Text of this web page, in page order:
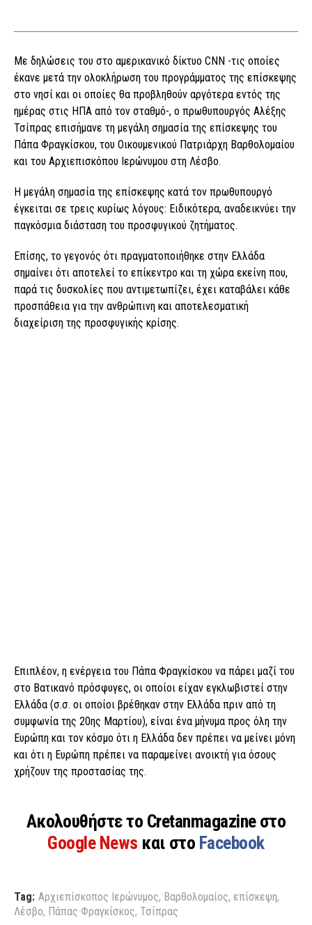
Με δηλώσεις του στο αμερικανικό δίκτυο CNN -τις οποίες
έκανε μετά την ολοκλήρωση του προγράμματος της επίσκεψης
στο νησί και οι οποίες θα προβληθούν αργότερα εντός της
ημέρας στις ΗΠΑ από τον σταθμό-, ο πρωθυπουργός Αλέξης
Τσίπρας επισήμανε τη μεγάλη σημασία της επίσκεψης του
Πάπα Φραγκίσκου, του Οικουμενικού Πατριάρχη Βαρθολομαίου
και του Αρχιεπισκόπου Ιερώνυμου στη Λέσβο.
Η μεγάλη σημασία της επίσκεψης κατά τον πρωθυπουργό
έγκειται σε τρεις κυρίως λόγους: Ειδικότερα, αναδεικνύει την
παγκόσμια διάσταση του προσφυγικού ζητήματος.
Επίσης, το γεγονός ότι πραγματοποιήθηκε στην Ελλάδα
σημαίνει ότι αποτελεί το επίκεντρο και τη χώρα εκείνη που,
παρά τις δυσκολίες που αντιμετωπίζει, έχει καταβάλει κάθε
προσπάθεια για την ανθρώπινη και αποτελεσματική
διαχείριση της προσφυγικής κρίσης.
Επιπλέον, η ενέργεια του Πάπα Φραγκίσκου να πάρει μαζί του
στο Βατικανό πρόσφυγες, οι οποίοι είχαν εγκλωβιστεί στην
Ελλάδα (σ.σ. οι οποίοι βρέθηκαν στην Ελλάδα πριν από τη
συμφωνία της 20ης Μαρτίου), είναι ένα μήνυμα προς όλη την
Ευρώπη και τον κόσμο ότι η Ελλάδα δεν πρέπει να μείνει μόνη
και ότι η Ευρώπη πρέπει να παραμείνει ανοικτή για όσους
χρήζουν της προστασίας της.
Ακολουθήστε το Cretanmagazine στο
Google News και στο Facebook
Tag: Αρχιεπίσκοπος Ιερώνυμος, Βαρθολομαίος, επίσκεψη,
Λέσβο, Πάπας Φραγκίσκος, Τσίπρας